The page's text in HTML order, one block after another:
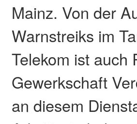
Mainz. Von der
Warnstreiks im
Telekom ist auch
Gewerkschaft
an diesem